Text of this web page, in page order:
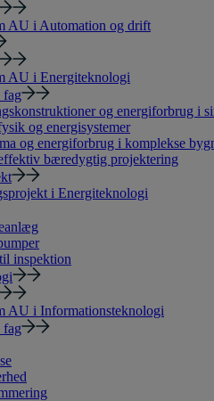
AU i Automation og drift
AU i Energiteknologi
fag
og energiforbrug i
og energisystemer
og energiforbrug i komplekse
bæredygtig projektering
i Energiteknologi
inspektion
AU i Informationsteknologi
fag